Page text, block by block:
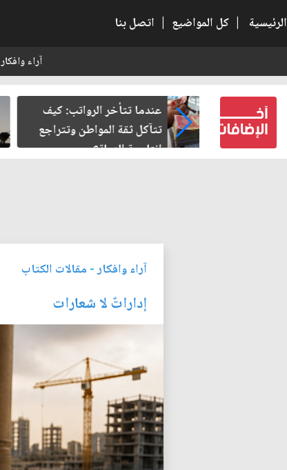
الرئيسية | كل المواضيع | اتصل بنا
آراء وافكار
كيف
وتتراجع
صمت الطريق بعد الأربعين
آراء وافكار- مقالات الكتاب
إداراتٌ لا شعارات